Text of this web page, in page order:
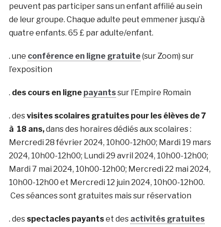
peuvent pas participer sans un enfant affilié au sein
de leur groupe. Chaque adulte peut emmener jusqu’à
quatre enfants. 65 £ par adulte/enfant.
. une conférence en ligne gratuite(sur Zoom) sur
l’exposition
. des cours en ligne payantssur l’Empire Romain
. desvisites scolaires gratuites pour les élèves de7
à 18 ans,dans des horaires dédiés aux scolaires :
Mercredi 28 février 2024, 10h00-12h00; Mardi 19 mars
2024, 10h00-12h00; Lundi 29 avril 2024, 10h00-12h00;
Mardi 7 mai 2024, 10h00-12h00; Mercredi 22 mai 2024,
10h00-12h00 et Mercredi 12 juin 2024, 10h00-12h00.
Ces séances sont gratuites mais sur réservation
. des spectacles payantset des activités gratuites